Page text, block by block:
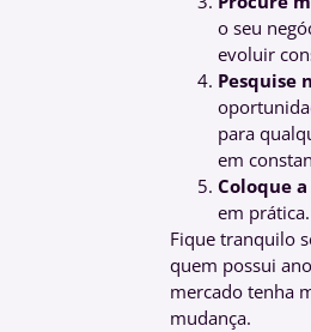
o seu
evoluir
Pesquise
para
em
Coloque
em prática.
Fique tranquilo
quem possui
mercado tenha
mudança.